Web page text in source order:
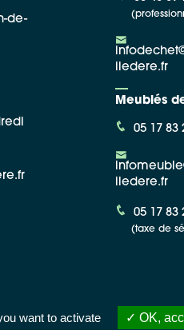
de-
iledere.fr
Meublés
05 17 83
iledere.fr
05 17 83
(taxe de
want to activate OK,